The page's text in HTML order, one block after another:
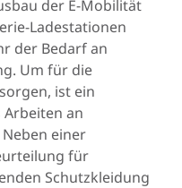
der E-Mobilität
Ladestationen
der Bedarf an
Um für die
ist ein
an
einer
für
Schutzkleidung